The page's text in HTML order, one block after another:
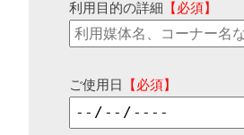
利用目的の詳細 【必須】
ご使用日 【必須】